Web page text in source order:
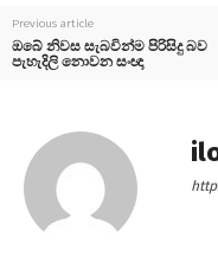
Previous article
ඔබේ නිවස සැබවින්ම පිරිසිදු බව
පැහැදිලි නොවන සංඥා